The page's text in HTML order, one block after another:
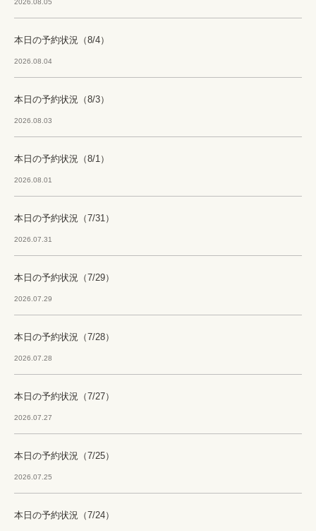
本日の予約状況（8/4）
2026.08.04
本日の予約状況（8/3）
2026.08.03
本日の予約状況（8/1）
2026.08.01
本日の予約状況（7/31）
2026.07.31
本日の予約状況（7/29）
2026.07.29
本日の予約状況（7/28）
2026.07.28
本日の予約状況（7/27）
2026.07.27
本日の予約状況（7/25）
2026.07.25
本日の予約状況（7/24）